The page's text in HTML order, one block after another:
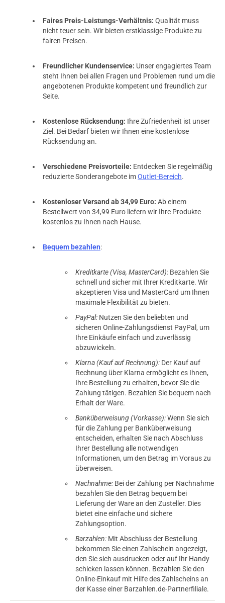
Faires Preis-Leistungs-Verhältnis: Qualität muss
nicht teuer sein. Wir bieten erstklassige Produkte zu
fairen Preisen.
Freundlicher Kundenservice: Unser engagiertes Team
steht Ihnen bei allen Fragen und Problemen rund um die
angebotenen Produkte kompetent und freundlich zur
Seite.
Kostenlose Rücksendung: Ihre Zufriedenheit ist unser
Ziel. Bei Bedarf bieten wir Ihnen eine kostenlose
Rücksendung an.
Verschiedene Preisvorteile: Entdecken Sie regelmäßig
reduzierte Sonderangebote imOutlet-Bereich.
Kostenloser Versand ab 34,99 Euro: Ab einem
Bestellwert von 34,99 Euro liefern wir Ihre Produkte
kostenlos zu Ihnen nach Hause.
Bequem bezahlen:
Kreditkarte (Visa, MasterCard): Bezahlen Sie
schnell und sicher mit Ihrer Kreditkarte. Wir
akzeptieren Visa und MasterCard um Ihnen
maximale Flexibilität zu bieten.
PayPal: Nutzen Sie den beliebten und
sicheren Online-Zahlungsdienst PayPal, um
Ihre Einkäufe einfach und zuverlässig
abzuwickeln.
Klarna (Kauf auf Rechnung): Der Kauf auf
Rechnung über Klarna ermöglicht es Ihnen,
Ihre Bestellung zu erhalten, bevor Sie die
Zahlung tätigen. Bezahlen Sie bequem nach
Erhalt der Ware.
Banküberweisung (Vorkasse):Wenn Sie sich
für die Zahlung per Banküberweisung
entscheiden, erhalten Sie nach Abschluss
Ihrer Bestellung alle notwendigen
Informationen, um den Betrag im Voraus zu
überweisen.
Nachnahme: Bei der Zahlung per Nachnahme
bezahlen Sie den Betrag bequem bei
Lieferung der Ware an den Zusteller. Dies
bietet eine einfache und sichere
Zahlungsoption.
Barzahlen: Mit Abschluss der Bestellung
bekommen Sie einen Zahlschein angezeigt,
den Sie sich ausdrucken oder auf Ihr Handy
schicken lassen können. Bezahlen Sie den
Online-Einkauf mit Hilfe des Zahlscheins an
der Kasse einer Barzahlen.de-Partnerfiliale.